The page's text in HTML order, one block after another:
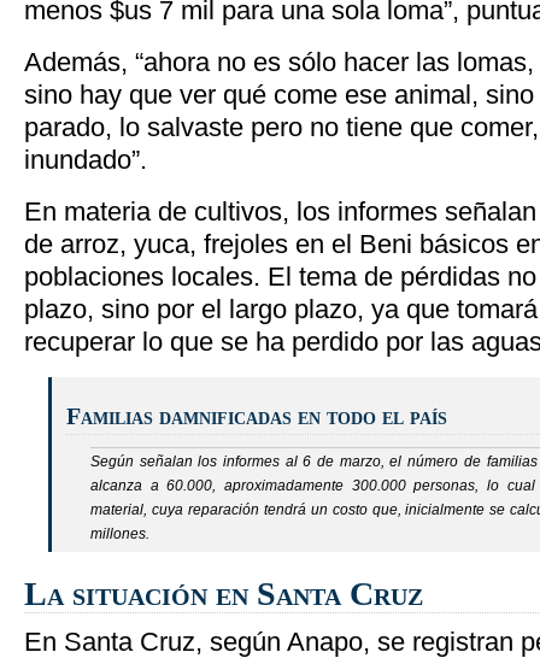
menos $us 7 mil para una sola loma”,
Además, “ahora no es sólo hacer las
sino hay que ver qué come ese animal,
parado, lo salvaste pero no tiene que
inundado”.
En materia de cultivos, los informes
de arroz, yuca, frejoles en el Beni básicos
poblaciones locales. El tema de pérdidas
plazo, sino por el largo plazo, ya que
recuperar lo que se ha perdido por las
Familias damnificadas en todo el país
Según señalan los informes al 6 de marzo, el número de
alcanza a 60.000, aproximadamente 300.000 personas, lo
material, cuya reparación tendrá un costo que, inicialmente se
millones.
La situación en Santa Cruz
En Santa Cruz, según Anapo, se registran